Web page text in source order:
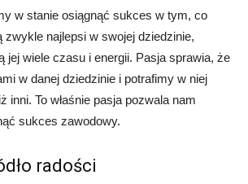
w stanie osiągnąć sukces w tym, co
zwykle najlepsi w swojej dziedzinie,
jej wiele czasu i energii. Pasja sprawia, że
w danej dziedzinie i potrafimy w niej
inni. To właśnie pasja pozwala nam
sukces zawodowy.
radości